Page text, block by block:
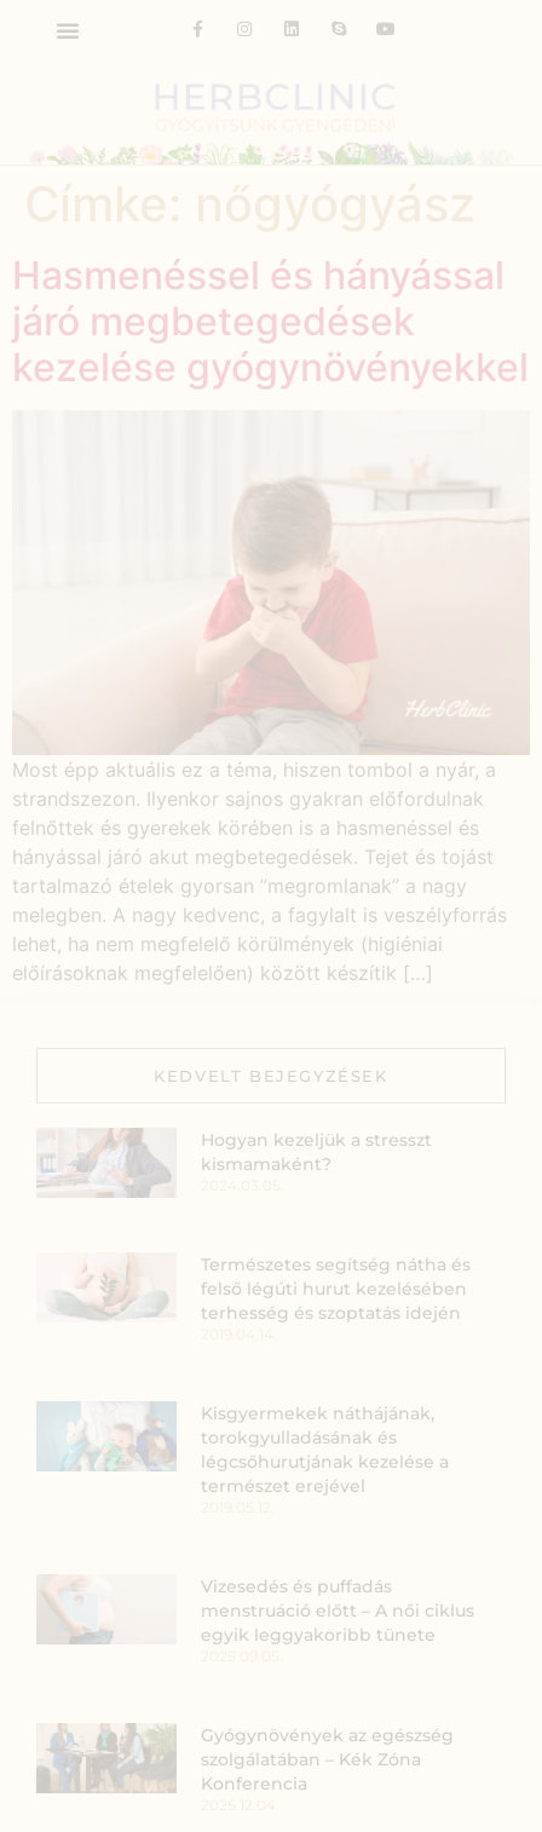
Hasmenéssel és hányással
járó megbetegedések
kezelése gyógynövényekkel
Most épp aktuális ez a téma, hiszen tombol a nyár, a
strandszezon. Ilyenkor sajnos gyakran előfordulnak
felnőttek és gyerekek körében is a hasmenéssel és
hányással járó akut megbetegedések. Tejet és tojást
tartalmazó ételek gyorsan ”megromlanak” a nagy
melegben. A nagy kedvenc, a fagylalt is veszélyforrás
lehet, ha nem megfelelő körülmények (higiéniai
előírásoknak megfelelően) között készítik […]
KEDVELT BEJEGYZÉSEK
Hogyan kezeljük a stresszt
kismamaként?
Természetes segítség nátha és
felső légúti hurut kezelésében
terhesség és szoptatás idején
Kisgyermekek náthájának,
torokgyulladásának és
légcsőhurutjának kezelése a
természet erejével
Vizesedés és puffadás
menstruáció előtt – A női ciklus
egyik leggyakoribb tünete
Gyógynövények az egészség
szolgálatában – Kék Zóna
Konferencia